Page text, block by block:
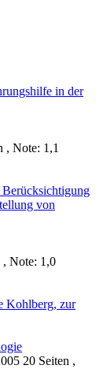
in der
, Note: 1,1
Berücksichtigung
von
, Note: 1,0
Kohlberg, zur
20 Seiten ,